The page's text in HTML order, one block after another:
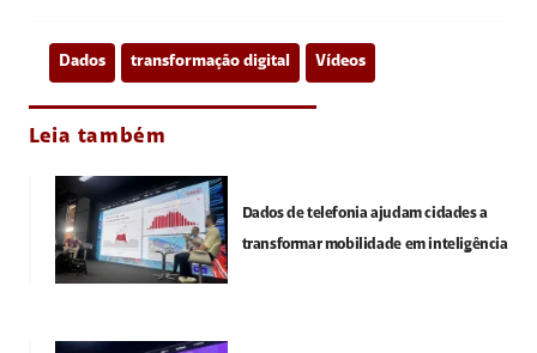
Dados transformação digital Vídeos
Leia também
Dados de telefonia ajudam cidades a
transformar mobilidade em inteligência